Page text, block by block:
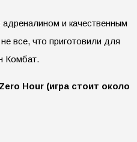
и качественным
все, что приготовили для
Комбат.
Hour (игра стоит около